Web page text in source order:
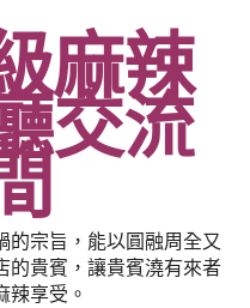
麻辣
交流
的宗旨，能以圓融周全又
的貴賓，讓貴賓澆有來者
辣享受。